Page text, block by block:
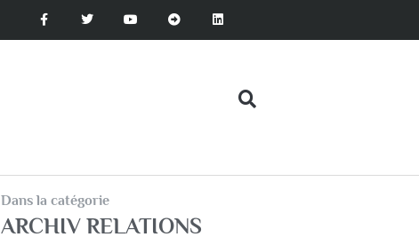
Dans la catégorie
ARCHIV RELATIONS